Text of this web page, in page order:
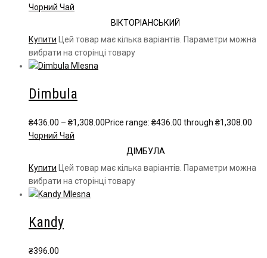
Чорний Чай
ВІКТОРІАНСЬКИЙ
Купити Цей товар має кілька варіантів. Параметри можна
вибрати на сторінці товару
Dimbula
₴436.00 – ₴1,308.00Price range: ₴436.00 through ₴1,308.00
Чорний Чай
ДІМБУЛА
Купити Цей товар має кілька варіантів. Параметри можна
вибрати на сторінці товару
Kandy
₴396.00